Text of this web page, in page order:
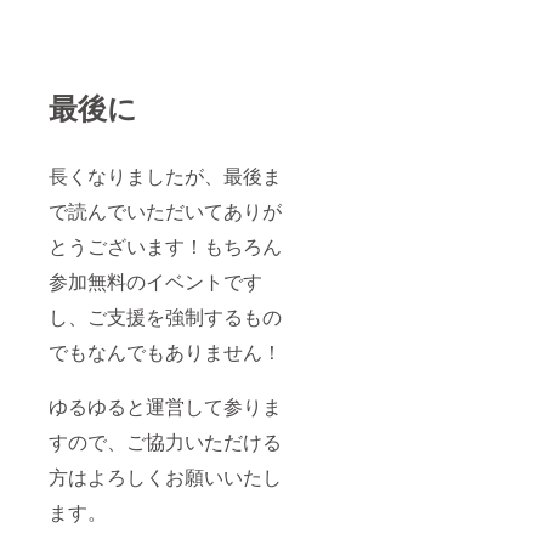
最後に
長くなりましたが、最後ま
で読んでいただいてありが
とうございます！もちろん
参加無料のイベントです
し、ご支援を強制するもの
でもなんでもありません！
ゆるゆると運営して参りま
すので、ご協力いただける
方はよろしくお願いいたし
ます。